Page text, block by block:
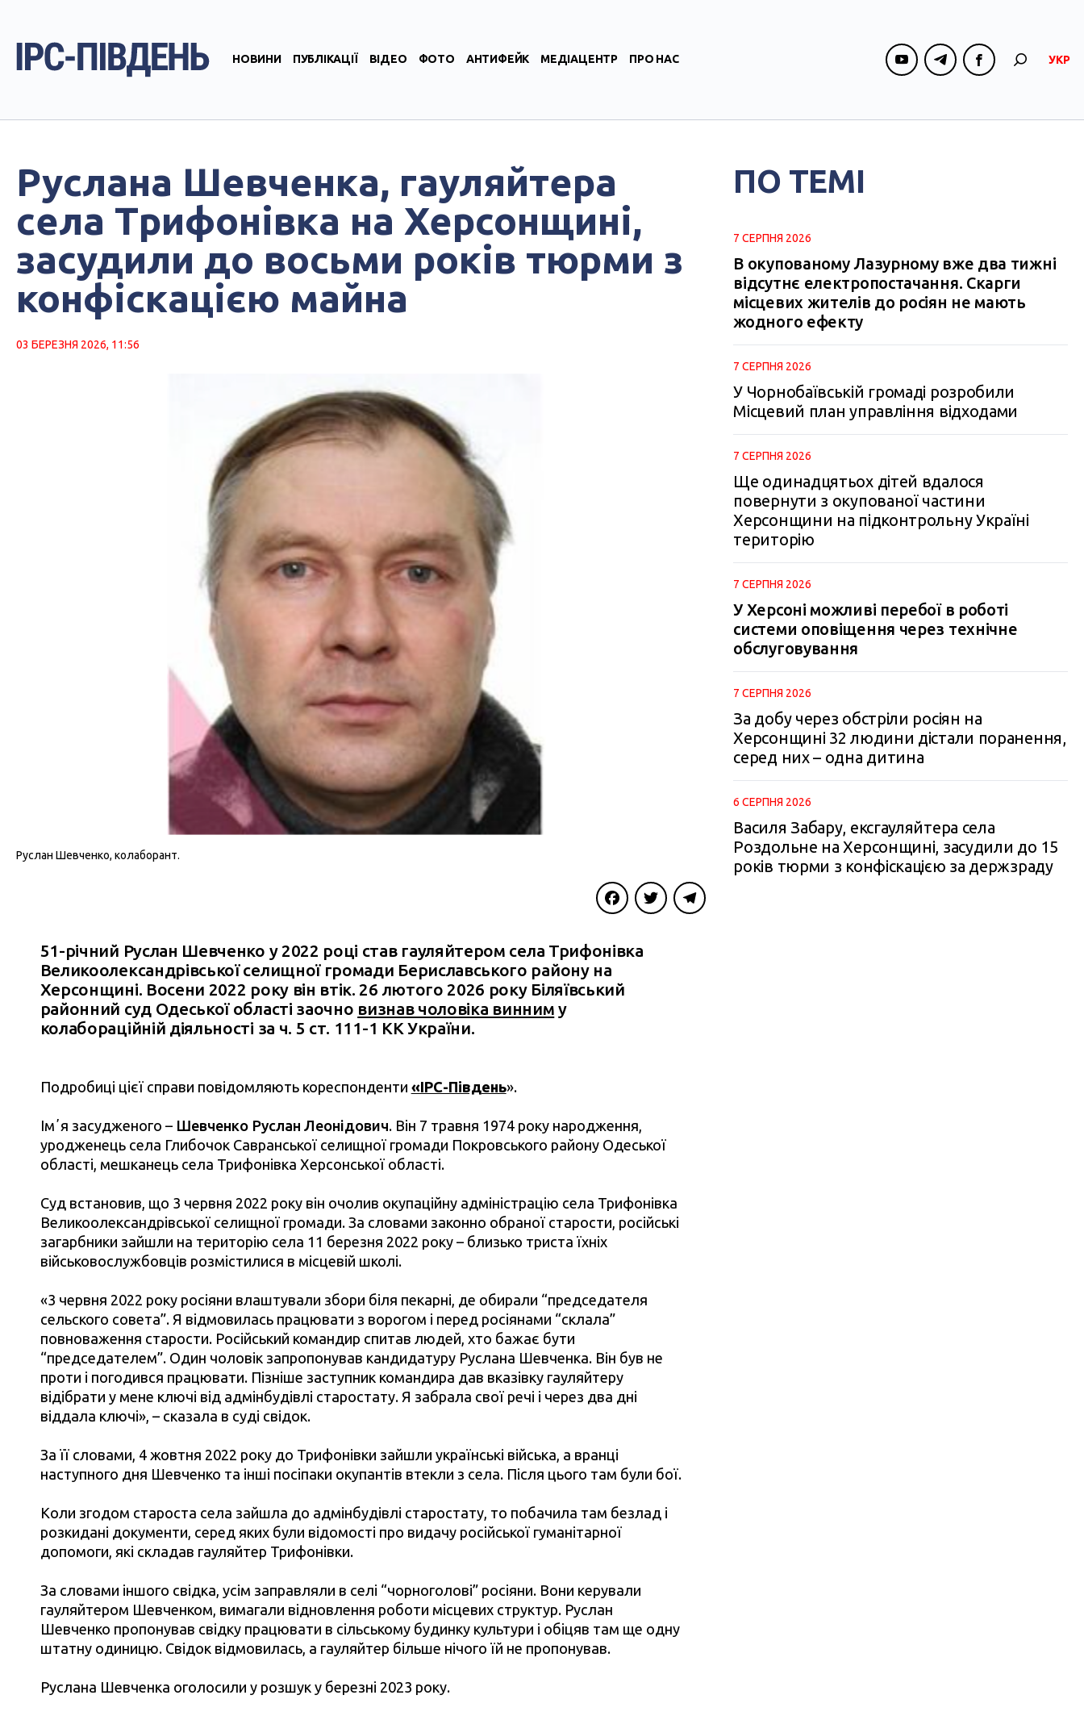
НОВИНИ ПУБЛІКАЦІЇ ВІДЕО ФОТО АНТИФЕЙК МЕДІАЦЕНТР ПРО НАС УКР
Руслана Шевченка, гауляйтера
села Трифонівка на Херсонщині,
засудили до восьми років тюрми з
конфіскацією майна
03 БЕРЕЗНЯ 2026, 11:56
Руслан Шевченко, колаборант.
51-річний Руслан Шевченко у 2022 році став гауляйтером села Трифонівка
Великоолександрівської селищної громади Бериславського району на
Херсонщині. Восени 2022 року він втік. 26 лютого 2026 року Біляївський
районний суд Одеської області заочно визнав чоловіка винним у
колабораційній діяльності за ч. 5 ст. 111-1 КК України.
Подробиці цієї справи повідомляють кореспонденти «ІРС-Південь».
Імʼя засудженого – Шевченко Руслан Леонідович. Він 7 травня 1974 року народження,
уродженець села Глибочок Савранської селищної громади Покровського району Одеської
області, мешканець села Трифонівка Херсонської області.
Суд встановив, що 3 червня 2022 року він очолив окупаційну адміністрацію села Трифонівка
Великоолександрівської селищної громади. За словами законно обраної старости, російські
загарбники зайшли на територію села 11 березня 2022 року – близько триста їхніх
військовослужбовців розмістилися в місцевій школі.
«3 червня 2022 року росіяни влаштували збори біля пекарні, де обирали “председателя
сельского совета”. Я відмовилась працювати з ворогом і перед росіянами “склала”
повноваження старости. Російський командир спитав людей, хто бажає бути
“председателем”. Один чоловік запропонував кандидатуру Руслана Шевченка. Він був не
проти і погодився працювати. Пізніше заступник командира дав вказівку гауляйтеру
відібрати у мене ключі від адмінбудівлі старостату. Я забрала свої речі і через два дні
віддала ключі», – сказала в суді свідок.
За її словами, 4 жовтня 2022 року до Трифонівки зайшли українські війська, а вранці
наступного дня Шевченко та інші посіпаки окупантів втекли з села. Після цього там були бої.
Коли згодом староста села зайшла до адмінбудівлі старостату, то побачила там безлад і
розкидані документи, серед яких були відомості про видачу російської гуманітарної
допомоги, які складав гауляйтер Трифонівки.
За словами іншого свідка, усім заправляли в селі “чорноголові” росіяни. Вони керували
гауляйтером Шевченком, вимагали відновлення роботи місцевих структур. Руслан
Шевченко пропонував свідку працювати в сільському будинку культури і обіцяв там ще одну
штатну одиницю. Свідок відмовилась, а гауляйтер більше нічого їй не пропонував.
Руслана Шевченка оголосили у розшук у березні 2023 року.
ПО ТЕМІ
7 СЕРПНЯ 2026
В окупованому Лазурному вже два тижні
відсутнє електропостачання. Скарги
місцевих жителів до росіян не мають
жодного ефекту
7 СЕРПНЯ 2026
У Чорнобаївській громаді розробили
Місцевий план управління відходами
7 СЕРПНЯ 2026
Ще одинадцятьох дітей вдалося
повернути з окупованої частини
Херсонщини на підконтрольну Україні
територію
7 СЕРПНЯ 2026
У Херсоні можливі перебої в роботі
системи оповіщення через технічне
обслуговування
7 СЕРПНЯ 2026
За добу через обстріли росіян на
Херсонщині 32 людини дістали поранення,
серед них – одна дитина
6 СЕРПНЯ 2026
Василя Забару, ексгауляйтера села
Роздольне на Херсонщині, засудили до 15
років тюрми з конфіскацією за держзраду